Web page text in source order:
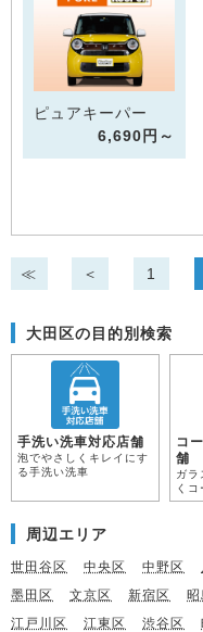
ピュアキーパー
6,690円～
≪ ＜ 1
大田区の目的別検索
手洗い洗車対応店舗
泡でやさしくキレイにす
る手洗い洗車
コ
舗
ガラ
くコ
周辺エリア
世田谷区 中央区 中野区
墨田区
文京区 新宿区 昭
江戸川区
江東区 渋谷区